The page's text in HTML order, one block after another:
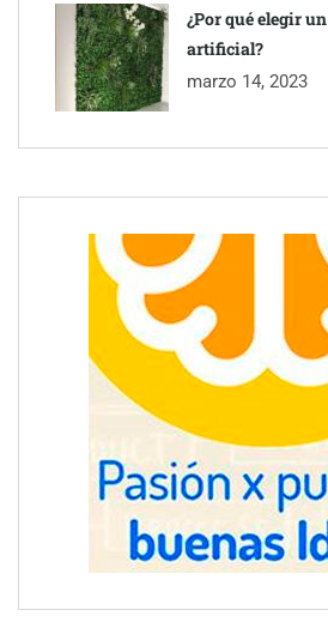
¿Por qué elegir
artificial?
marzo 14, 2023